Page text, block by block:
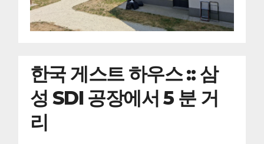
한국 게스트 하우스 :: 삼
성 SDI 공장에서 5 분 거
리